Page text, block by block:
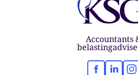
Accountants
Facebook